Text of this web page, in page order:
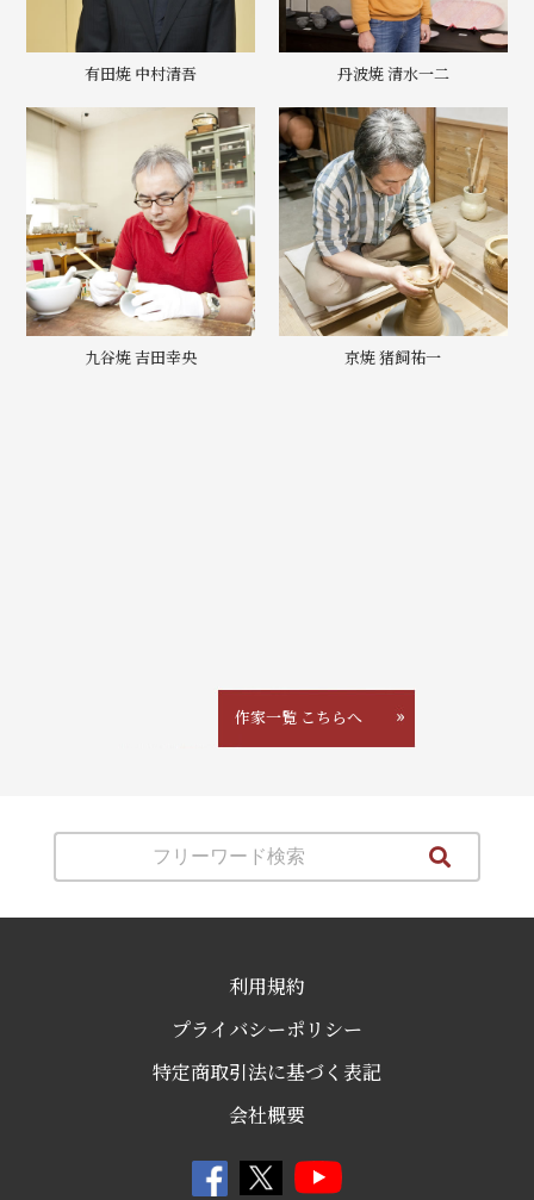
有田焼 中村清吾 丹波焼 清水一二
九谷焼 吉田幸央 京焼 猪飼祐一
作家一覧 こちらへ
利用規約
プライバシーポリシー
特定商取引法に基づく表記
会社概要